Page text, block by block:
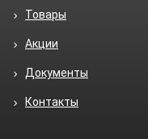
Товары
Акции
Документы
Контакты